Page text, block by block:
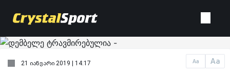
Aa Aa
21 იანვარი 2019 | 14:17